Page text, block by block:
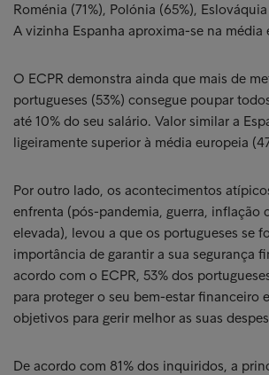
Roménia (71%), Polónia (65%),
A vizinha Espanha aproxima-se na média
O ECPR demonstra ainda que mais de
portugueses (53%) consegue poupar
até 10% do seu salário. Valor similar a
ligeiramente superior à média europeia
Por outro lado, os acontecimentos
enfrenta (pós-pandemia, guerra, inflação
elevada), levou a que os portugueses se
importância de garantir a sua segurança
acordo com o ECPR, 53% dos
para proteger o seu bem-estar financeiro
objetivos para gerir melhor as suas
De acordo com 81% dos inquiridos, a